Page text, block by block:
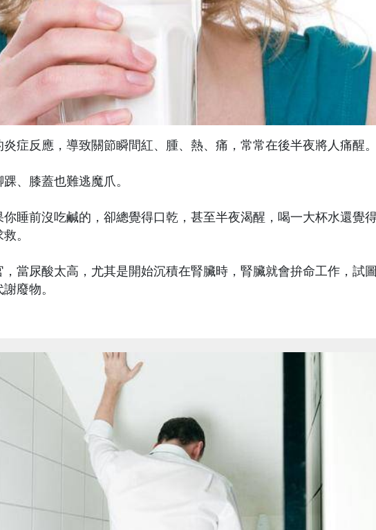
症反應，導致關節瞬間紅、腫、熱、痛，常常在後半夜將人痛醒
、膝蓋也難逃魔爪。
睡前沒吃鹹的，卻總覺得口乾，甚至半夜渴醒，喝一大杯水還覺
。
當尿酸太高，尤其是開始沉積在腎臟時，腎臟就會拚命工作，試
廢物。